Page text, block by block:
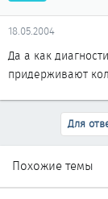
18.05.2004
Да а как
придерживают
Для
Похожие темы